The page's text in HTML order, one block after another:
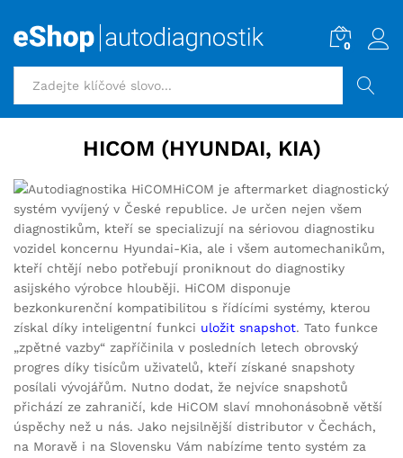
0
HICOM (HYUNDAI, KIA)
HiCOM je aftermarket diagnostický
systém vyvíjený v České republice. Je určen nejen všem
diagnostikům, kteří se specializují na sériovou diagnostiku
vozidel koncernu Hyundai-Kia, ale i všem automechanikům,
kteří chtějí nebo potřebují proniknout do diagnostiky
asijského výrobce hlouběji. HiCOM disponuje
bezkonkurenční kompatibilitou s řídícími systémy, kterou
získal díky inteligentní funkci uložit snapshot. Tato funkce
„zpětné vazby“ zapříčinila v posledních letech obrovský
progres díky tisícům uživatelů, kteří získané snapshoty
posílali vývojářům. Nutno dodat, že nejvíce snapshotů
přichází ze zahraničí, kde HiCOM slaví mnohonásobně větší
úspěchy než u nás. Jako nejsilnější distributor v Čechách,
na Moravě i na Slovensku Vám nabízíme tento systém za